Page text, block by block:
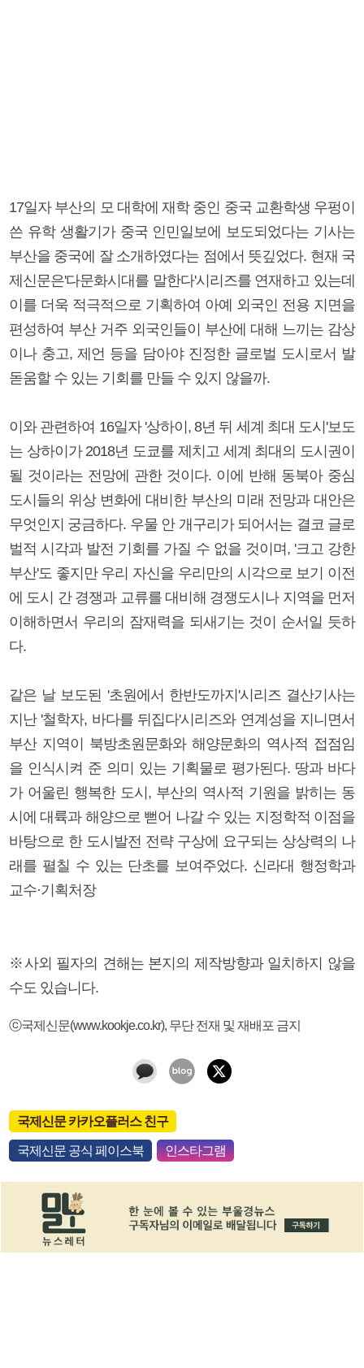
17일자 부산의 모 대학에 재학 중인 중국 교환학생 우펑이
쓴 유학 생활기가 중국 인민일보에 보도되었다는 기사는
부산을 중국에 잘 소개하였다는 점에서 뜻깊었다. 현재 국
제신문은'다문화시대를 말한다'시리즈를 연재하고 있는데
이를 더욱 적극적으로 기획하여 아예 외국인 전용 지면을
편성하여 부산 거주 외국인들이 부산에 대해 느끼는 감상
이나 충고, 제언 등을 담아야 진정한 글로벌 도시로서 발
돋움할 수 있는 기회를 만들 수 있지 않을까.
이와 관련하여 16일자 '상하이, 8년 뒤 세계 최대 도시'보도
는 상하이가 2018년 도쿄를 제치고 세계 최대의 도시권이
될 것이라는 전망에 관한 것이다. 이에 반해 동북아 중심
도시들의 위상 변화에 대비한 부산의 미래 전망과 대안은
무엇인지 궁금하다. 우물 안 개구리가 되어서는 결코 글로
벌적 시각과 발전 기회를 가질 수 없을 것이며, '크고 강한
부산'도 좋지만 우리 자신을 우리만의 시각으로 보기 이전
에 도시 간 경쟁과 교류를 대비해 경쟁도시나 지역을 먼저
이해하면서 우리의 잠재력을 되새기는 것이 순서일 듯하
다.
같은 날 보도된 '초원에서 한반도까지'시리즈 결산기사는
지난 '철학자, 바다를 뒤집다'시리즈와 연계성을 지니면서
부산 지역이 북방초원문화와 해양문화의 역사적 접점임
을 인식시켜 준 의미 있는 기획물로 평가된다. 땅과 바다
가 어울린 행복한 도시, 부산의 역사적 기원을 밝히는 동
시에 대륙과 해양으로 뻗어 나갈 수 있는 지정학적 이점을
바탕으로 한 도시발전 전략 구상에 요구되는 상상력의 나
래를 펼칠 수 있는 단초를 보여주었다. 신라대 행정학과
교수·기획처장
※사외 필자의 견해는 본지의 제작방향과 일치하지 않을
수도 있습니다.
ⓒ국제신문(www.kookje.co.kr), 무단 전재 및 재배포 금지
국제신문 카카오플러스 친구
국제신문 공식 페이스북 인스타그램